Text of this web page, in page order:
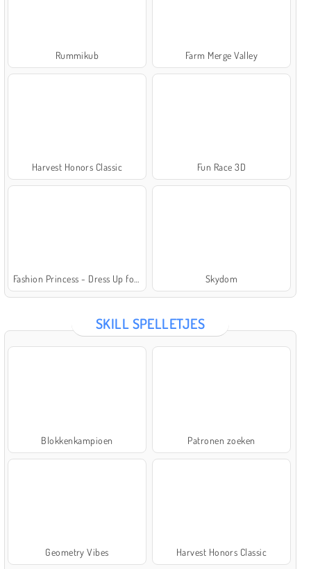
Rummikub Farm Merge Valley
Harvest Honors Classic Fun Race 3D
Fashion Princess - Dress Up for Girls Skydom
SKILL SPELLETJES
Blokkenkampioen Patronen zoeken
Geometry Vibes Harvest Honors Classic